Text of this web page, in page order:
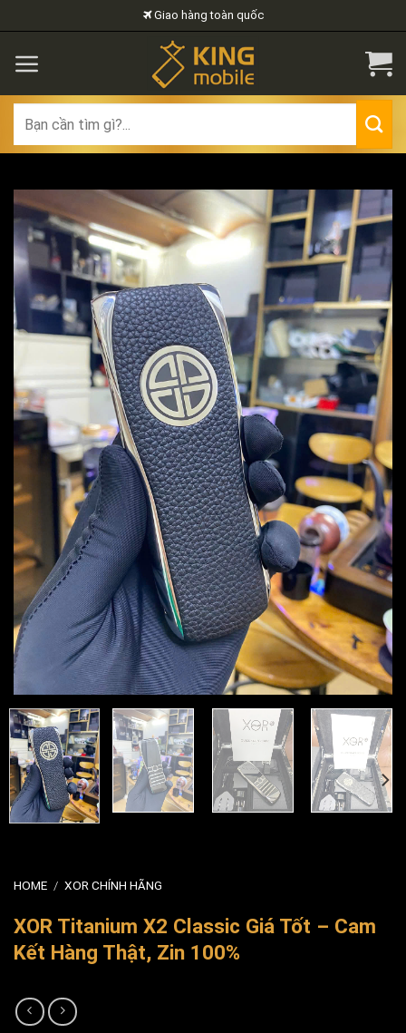
to
content
Giao hàng toàn quốc
for:
HOME / XOR CHÍNH HÃNG
XOR Titanium X2 Classic Giá Tốt – Cam
Kết Hàng Thật, Zin 100%